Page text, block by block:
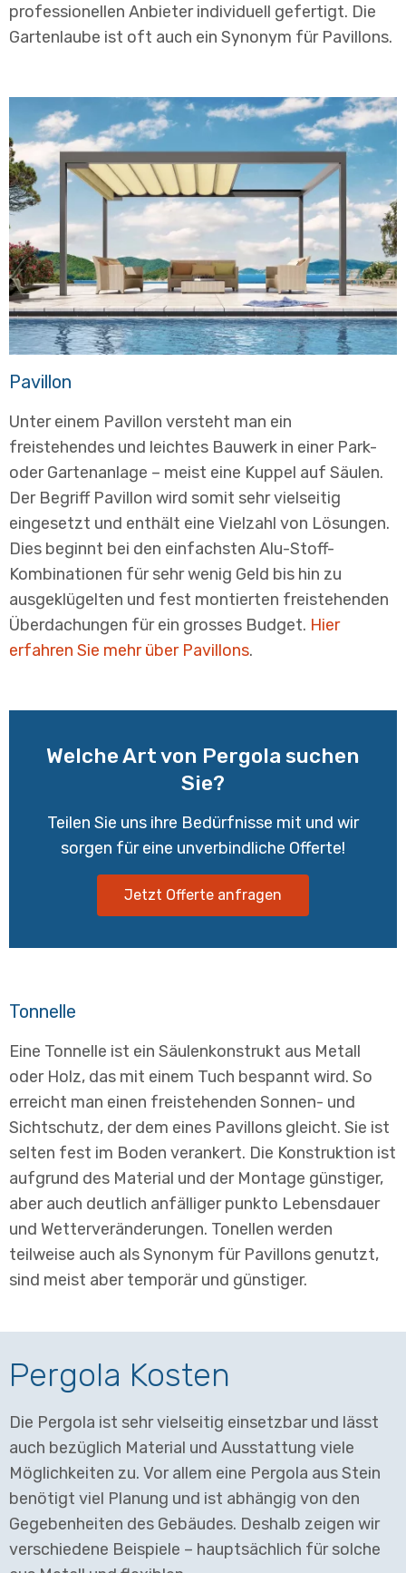
professionellen Anbieter individuell gefertigt. Die
Gartenlaube ist oft auch ein Synonym für Pavillons.
Pavillon
Unter einem Pavillon versteht man ein
freistehendes und leichtes Bauwerk in einer Park-
oder Gartenanlage – meist eine Kuppel auf Säulen.
Der Begriff Pavillon wird somit sehr vielseitig
eingesetzt und enthält eine Vielzahl von Lösungen.
Dies beginnt bei den einfachsten Alu-Stoff-
Kombinationen für sehr wenig Geld bis hin zu
ausgeklügelten und fest montierten freistehenden
Überdachungen für ein grosses Budget. Hier
erfahren Sie mehr über Pavillons.
Welche Art von Pergola suchen
Sie?
Teilen Sie uns ihre Bedürfnisse mit und wir
sorgen für eine unverbindliche Offerte!
Jetzt Offerte anfragen
Tonnelle
Eine Tonnelle ist ein Säulenkonstrukt aus Metall
oder Holz, das mit einem Tuch bespannt wird. So
erreicht man einen freistehenden Sonnen- und
Sichtschutz, der dem eines Pavillons gleicht. Sie ist
selten fest im Boden verankert. Die Konstruktion ist
aufgrund des Material und der Montage günstiger,
aber auch deutlich anfälliger punkto Lebensdauer
und Wetterveränderungen. Tonellen werden
teilweise auch als Synonym für Pavillons genutzt,
sind meist aber temporär und günstiger.
Pergola Kosten
Die Pergola ist sehr vielseitig einsetzbar und lässt
auch bezüglich Material und Ausstattung viele
Möglichkeiten zu. Vor allem eine Pergola aus Stein
benötigt viel Planung und ist abhängig von den
Gegebenheiten des Gebäudes. Deshalb zeigen wir
verschiedene Beispiele – hauptsächlich für solche